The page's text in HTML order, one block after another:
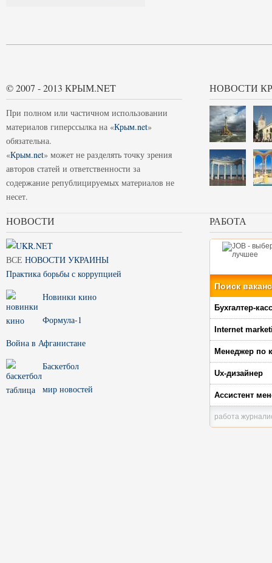
© 2007 - 2013 КРЫМ.NET
При полном или частичном использовании
материалов гиперссылка на «Крым.net»
обязательна.
«Крым.net» может не разделять точку зрения
авторов статей и ответственности за
содержание републицируемых материалов не
несет.
НОВОСТИ
НОВОСТИ
ВСЕ НОВОСТИ УКРАИНЫ
Практика борьбы с коррупцией
Новинки кино
Формула-1
Война в Афганистане
Баскетбол
мир новостей
РАБОТА
Поиск
Бухгалтер-
Internet
Менеджер по
Ux-дизайнер
Ассистент
работа